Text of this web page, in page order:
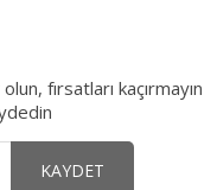
fırsatları kaçırmayın
KAYDET